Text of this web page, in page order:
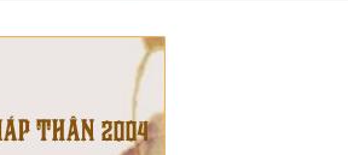
THÂN 2004